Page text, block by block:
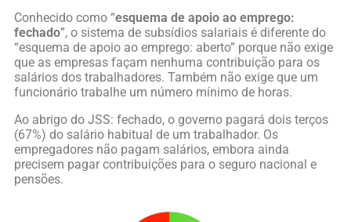
Conhecido como “esquema de apoio ao emprego:
fechado”, o sistema de subsídios salariais é diferente do
“esquema de apoio ao emprego: aberto” porque não exige
que as empresas façam nenhuma contribuição para os
salários dos trabalhadores. Também não exige que um
funcionário trabalhe um número mínimo de horas.
Ao abrigo do JSS: fechado, o governo pagará dois terços
(67%) do salário habitual de um trabalhador. Os
empregadores não pagam salários, embora ainda
precisem pagar contribuições para o seguro nacional e
pensões.